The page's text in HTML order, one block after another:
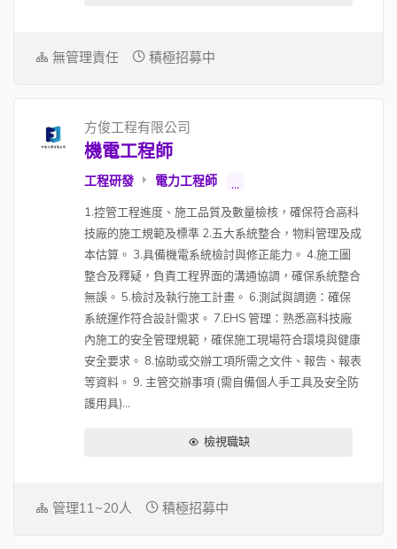
無管理責任 積極招募中
方俊工程有限公司
機電工程師
工程研發 電力工程師 ...
1.控管工程進度、施工品質及數量檢核，確保符合高科
技廠的施工規範及標準 2.五大系統整合，物料管理及成
本估算。 3.具備機電系統檢討與修正能力。 4.施工圖
整合及釋疑，負責工程界面的溝通協調，確保系統整合
無誤。 5.檢討及執行施工計畫。 6.測試與調適：確保
系統運作符合設計需求。 7.EHS 管理：熟悉高科技廠
內施工的安全管理規範，確保施工現場符合環境與健康
安全要求。 8.協助或交辦工項所需之文件、報告、報表
等資料。 9. 主管交辦事項 (需自備個人手工具及安全防
護用具)...
檢視職缺
管理11~20人 積極招募中